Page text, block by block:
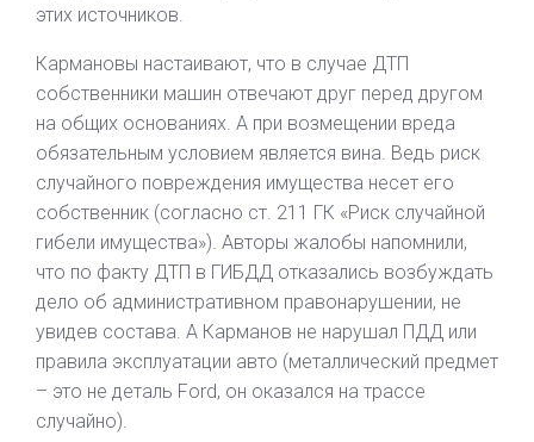
этих источников.
Кармановы настаивают, что в случае ДТП
собственники машин отвечают друг перед другом
на общих основаниях. А при возмещении вреда
обязательным условием является вина. Ведь риск
случайного повреждения имущества несет его
собственник (согласно ст. 211 ГК «Риск случайной
гибели имущества»). Авторы жалобы напомнили,
что по факту ДТП в ГИБДД отказались возбуждать
дело об административном правонарушении, не
увидев состава. А Карманов не нарушал ПДД или
правила эксплуатации авто (металлический предмет
– это не деталь Ford, он оказался на трассе
случайно).